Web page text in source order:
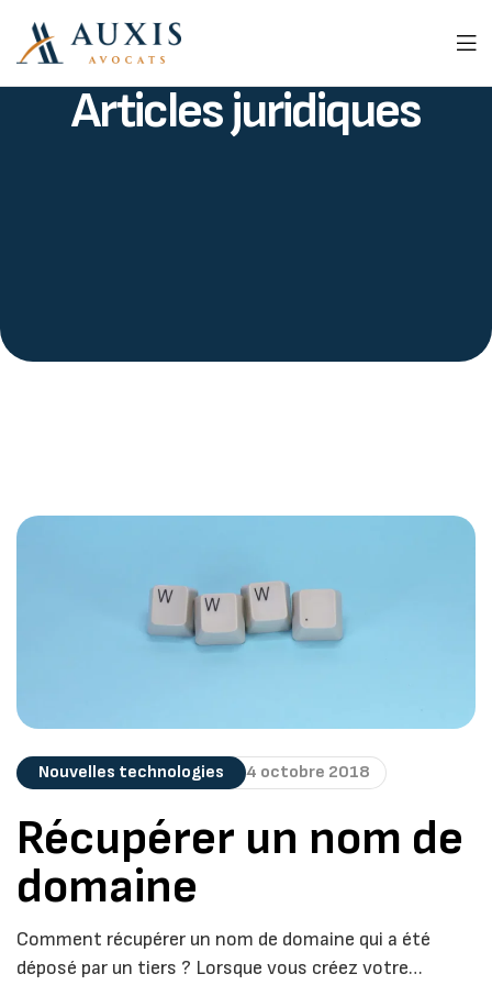
Articles juridiques
Nouvelles technologies 4 octobre 2018
Récupérer un nom de
domaine
Comment récupérer un nom de domaine qui a été
déposé par un tiers ? Lorsque vous créez votre